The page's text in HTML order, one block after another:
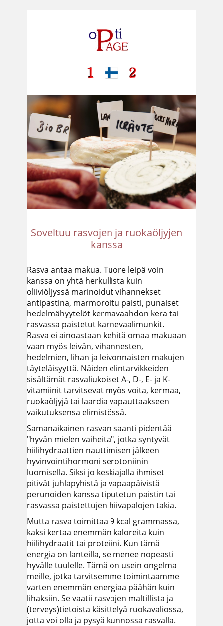
Soveltuu rasvojen ja ruokaöljyjen
kanssa
Rasva antaa makua. Tuore leipä voin
kanssa on yhtä herkullista kuin
oliiviöljyssä marinoidut vihannekset
antipastina, marmoroitu paisti, punaiset
hedelmähyytelöt kermavaahdon kera tai
rasvassa paistetut karnevaalimunkit.
Rasva ei ainoastaan kehitä omaa makuaan
vaan myös leivän, vihannesten,
hedelmien, lihan ja leivonnaisten makujen
täyteläisyyttä. Näiden elintarvikkeiden
sisältämät rasvaliukoiset A-, D-, E- ja K-
vitamiinit tarvitsevat myös voita, kermaa,
ruokaöljyjä tai laardia vapauttaakseen
vaikutuksensa elimistössä.
Samanaikainen rasvan saanti pidentää
"hyvän mielen vaiheita", jotka syntyvät
hiilihydraattien nauttimisen jälkeen
hyvinvointihormoni serotoniinin
luomisella. Siksi jo keskiajalla ihmiset
pitivät juhlapyhistä ja vapaapäivistä
perunoiden kanssa tiputetun paistin tai
rasvassa paistettujen hiivapalojen takia.
Mutta rasva toimittaa 9 kcal grammassa,
kaksi kertaa enemmän kaloreita kuin
hiilihydraatit tai proteiini. Kun tämä
energia on lanteilla, se menee nopeasti
hyvälle tuulelle. Tämä on usein ongelma
meille, jotka tarvitsemme toimintaamme
varten enemmän energiaa päähän kuin
lihaksiin. Se vaatii rasvojen maltillista ja
(terveys)tietoista käsittelyä ruokavaliossa,
jotta voi olla ja pysyä kunnossa rasvalla.